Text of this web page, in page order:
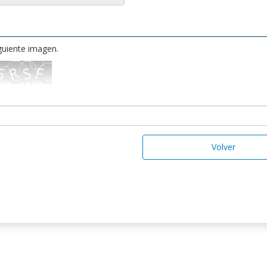
imagen.
Volver